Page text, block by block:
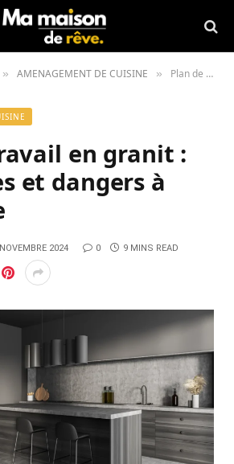
» AMENAGEMENT DE CUISINE » Plan de travail en granit : avantages et dangers à connaître
en granit :
et dangers à
2024 0 9 MINS READ